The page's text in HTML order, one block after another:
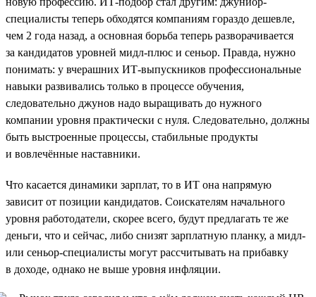
специалисты теперь обходятся компаниям гораздо дешевле,
чем 2 года назад, а основная борьба теперь разворачивается
за кандидатов уровней мидл-плюс и сеньор. Правда, нужно
понимать: у вчерашних ИТ-выпускников профессиональные
навыки развивались только в процессе обучения,
следовательно джунов надо выращивать до нужного
компании уровня практически с нуля. Следовательно, должны
быть выстроенные процессы, стабильные продукты
и вовлечённые наставники.
Что касается динамики зарплат, то в ИТ она напрямую
зависит от позиции кандидатов. Соискателям начального
уровня работодатели, скорее всего, будут предлагать те же
деньги, что и сейчас, либо снизят зарплатную планку, а мидл-
или сеньор-специалисты могут рассчитывать на прибавку
в доходе, однако не выше уровня инфляции.